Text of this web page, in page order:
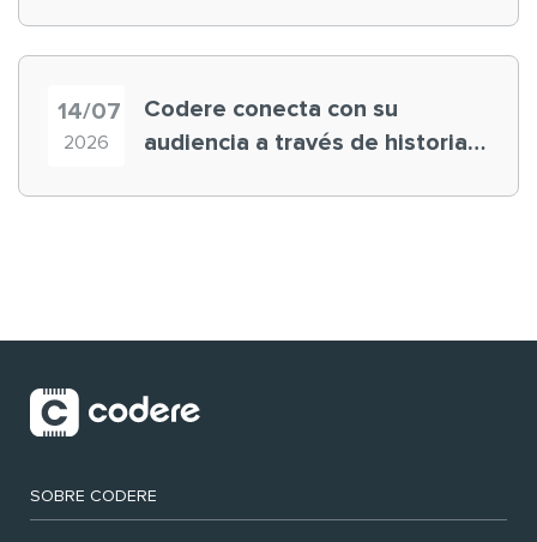
14/07
2026
Codere conecta con su
audiencia a través de historias
SOBRE CODERE